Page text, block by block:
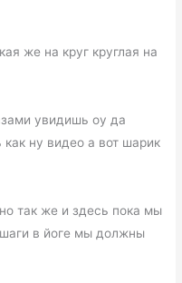
же на круг круглая на
увидишь оу да
как ну видео а вот шарик
так же и здесь пока мы
в йоге мы должны